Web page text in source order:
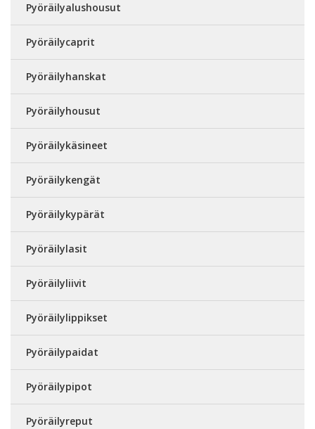
Pyöräilyalushousut
Pyöräilycaprit
Pyöräilyhanskat
Pyöräilyhousut
Pyöräilykäsineet
Pyöräilykengät
Pyöräilykypärät
Pyöräilylasit
Pyöräilyliivit
Pyöräilylippikset
Pyöräilypaidat
Pyöräilypipot
Pyöräilyreput